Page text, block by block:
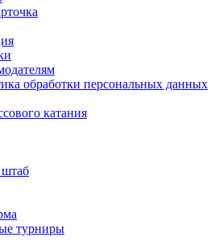
обработки персональных данных
катания
турниры